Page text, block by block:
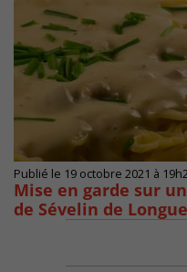
Publié le 19 octobre 2021 à
Mise en garde sur
de Sévelin de